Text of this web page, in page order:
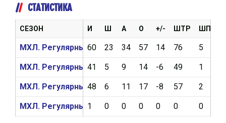
СТАТИСТИКА
И Ш А О +/- ШТР ШП
60 23 34 57 14 76 5
41 5 9 14 -6 49 1
48 6 11 17 -8 57 2
1 0 0 0 0 0 0
СЕЗОН
МХЛ. Регулярный чемпионат 2025/2026
МХЛ. Регулярный чемпионат 2024/2025
МХЛ. Регулярный чемпионат 2023/2024
МХЛ. Регулярный чемпионат 2022/2023